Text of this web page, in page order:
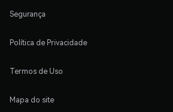
Segurança
Política de Privacidade
Termos de Uso
Mapa do site